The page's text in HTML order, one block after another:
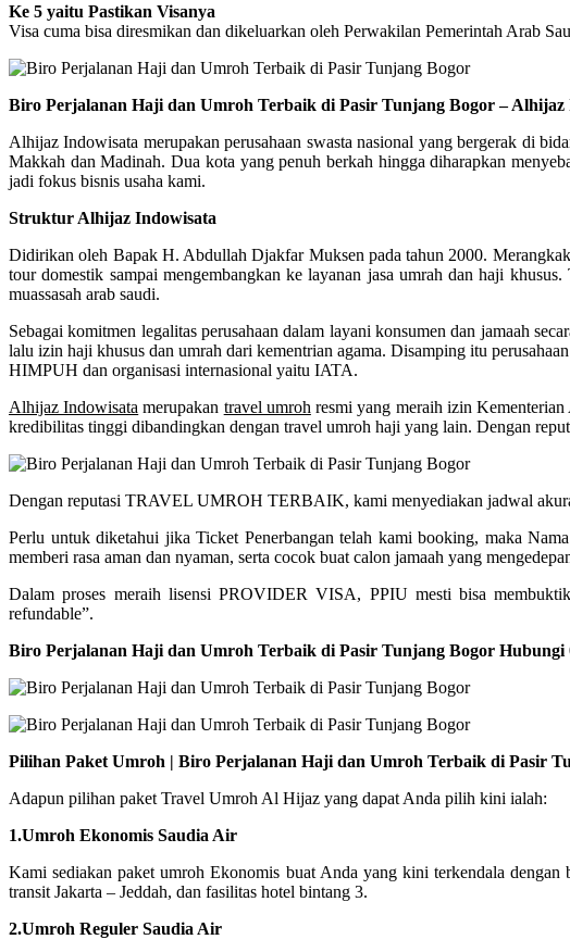
Ke 5 yaitu Pastikan Visanya
Visa cuma bisa diresmikan dan dikeluarkan oleh Perwakilan Pemerintah Arab
Biro Perjalanan Haji dan Umroh Terbaik di Pasir Tunjang Bogor –
Alhijaz Indowisata merupakan perusahaan swasta nasional yang bergerak di
Makkah dan Madinah. Dua kota yang penuh berkah hingga diharapkan
jadi fokus bisnis usaha kami.
Struktur Alhijaz Indowisata
Didirikan oleh Bapak H. Abdullah Djakfar Muksen pada tahun 2000.
tour domestik sampai mengembangkan ke layanan jasa umrah dan haji
muassasah arab saudi.
Sebagai komitmen legalitas perusahaan dalam layani konsumen dan jamaah
lalu izin haji khusus dan umrah dari kementrian agama. Disamping itu
HIMPUH dan organisasi internasional yaitu IATA.
Alhijaz Indowisata merupakan travel umroh resmi yang meraih izin
kredibilitas tinggi dibandingkan dengan travel umroh haji yang lain. Dengan
Dengan reputasi TRAVEL UMROH TERBAIK, kami menyediakan jadwal
Perlu untuk diketahui jika Ticket Penerbangan telah kami booking, maka
memberi rasa aman dan nyaman, serta cocok buat calon jamaah yang
Dalam proses meraih lisensi PROVIDER VISA, PPIU mesti bisa
refundable”.
Biro Perjalanan Haji dan Umroh Terbaik di Pasir Tunjang Bogor Hubungi
Pilihan Paket Umroh | Biro Perjalanan Haji dan Umroh Terbaik di Pasir
Adapun pilihan paket Travel Umroh Al Hijaz yang dapat Anda pilih kini ialah:
1.Umroh Ekonomis Saudia Air
Kami sediakan paket umroh Ekonomis buat Anda yang kini terkendala
transit Jakarta – Jeddah, dan fasilitas hotel bintang 3.
2.Umroh Reguler Saudia Air